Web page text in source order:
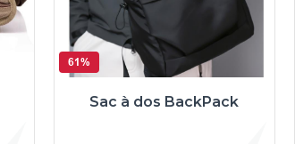
61%
Sac à dos BackPack